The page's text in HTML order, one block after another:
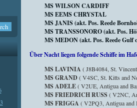
MS WILSON CARDIFF
MS EEMS CHRYSTAL
MS JANIS (akt. Pos. Reede
MS TRANSSONORO (akt. Pos.
MS MEDON (akt. Pos. Reede Gulf
Über Nacht liegen folgende Schiffe im
MS LAVINIA ( J8B4084, St.
MS GRAND( V4SC, St. Kitts and
MS ADELE( V2UE, Antigua and
MS FRIEDRICH RUSS ( V2NC,
MS FRIGGA ( V2PQ3, Antigua and